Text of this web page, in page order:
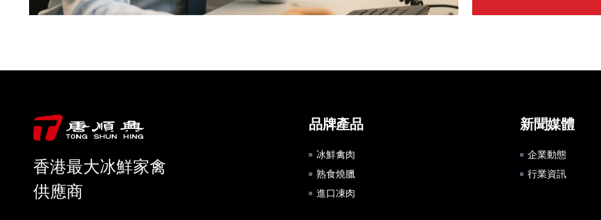
香港最大冰鮮家禽
供應商
品牌產品
冰鮮禽肉
熟食燒臘
進口凍肉
新聞媒體
企業動態
行業資訊